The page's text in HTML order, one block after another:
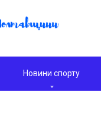
Новини спорту